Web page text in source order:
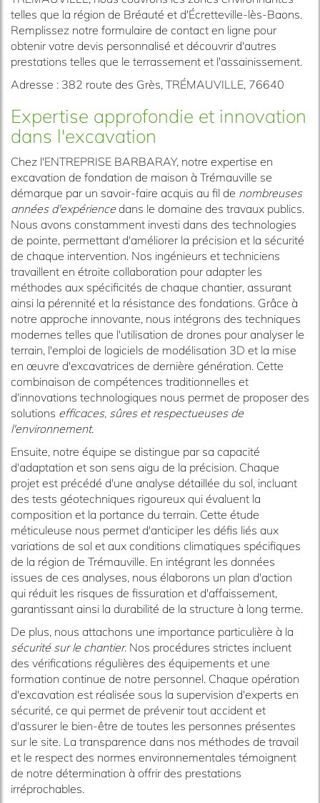
telles que la région de Bréauté et d'Écretteville-lès-Baons.
Remplissez notre formulaire de contact en ligne pour
obtenir votre devis personnalisé et découvrir d'autres
prestations telles que le terrassement et l'assainissement.
Adresse : 382 route des Grès, TRÉMAUVILLE, 76640
Expertise approfondie et innovation
dans l'excavation
Chez l'ENTREPRISE BARBARAY, notre expertise en
excavation de fondation de maison à Trémauville se
démarque par un savoir-faire acquis au fil de nombreuses
années d'expériencedans le domaine des travaux publics.
Nous avons constamment investi dans des technologies
de pointe, permettant d'améliorer la précision et la sécurité
de chaque intervention. Nos ingénieurs et techniciens
travaillent en étroite collaboration pour adapter les
méthodes aux spécificités de chaque chantier, assurant
ainsi la pérennité et la résistance des fondations. Grâce à
notre approche innovante, nous intégrons des techniques
modernes telles que l'utilisation de drones pour analyser le
terrain, l'emploi de logiciels de modélisation 3D et la mise
en œuvre d'excavatrices de dernière génération. Cette
combinaison de compétences traditionnelles et
d'innovations technologiques nous permet de proposer des
solutions efficaces, sûres et respectueuses de
l'environnement.
Ensuite, notre équipe se distingue par sa capacité
d'adaptation et son sens aigu de la précision. Chaque
projet est précédé d'une analyse détaillée du sol, incluant
des tests géotechniques rigoureux qui évaluent la
composition et la portance du terrain. Cette étude
méticuleuse nous permet d'anticiper les défis liés aux
variations de sol et aux conditions climatiques spécifiques
de la région de Trémauville. En intégrant les données
issues de ces analyses, nous élaborons un plan d'action
qui réduit les risques de fissuration et d'affaissement,
garantissant ainsi la durabilité de la structure à long terme.
De plus, nous attachons une importance particulière à la
sécurité sur le chantier. Nos procédures strictes incluent
des vérifications régulières des équipements et une
formation continue de notre personnel. Chaque opération
d'excavation est réalisée sous la supervision d'experts en
sécurité, ce qui permet de prévenir tout accident et
d'assurer le bien-être de toutes les personnes présentes
sur le site. La transparence dans nos méthodes de travail
et le respect des normes environnementales témoignent
de notre détermination à offrir des prestations
irréprochables.